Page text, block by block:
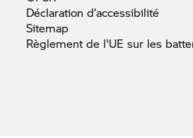
Déclarationd’accessibilité
Sitemap
Règlement de l'UE sur les